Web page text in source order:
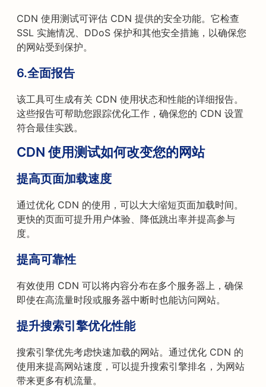
CDN 使用测试可评估 CDN 提供的安全功能。它检查
SSL 实施情况、DDoS 保护和其他安全措施，以确保您
的网站受到保护。
6.全面报告
该工具可生成有关 CDN 使用状态和性能的详细报告。
这些报告可帮助您跟踪优化工作，确保您的 CDN 设置
符合最佳实践。
CDN 使用测试如何改变您的网站
提高页面加载速度
通过优化 CDN 的使用，可以大大缩短页面加载时间。
更快的页面可提升用户体验、降低跳出率并提高参与
度。
提高可靠性
有效使用 CDN 可以将内容分布在多个服务器上，确保
即使在高流量时段或服务器中断时也能访问网站。
提升搜索引擎优化性能
搜索引擎优先考虑快速加载的网站。通过优化 CDN 的
使用来提高网站速度，可以提升搜索引擎排名，为网站
带来更多有机流量。